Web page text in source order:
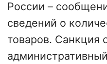
России –
сведений о
товаров. Санкция